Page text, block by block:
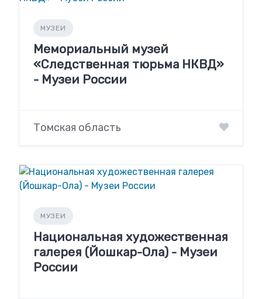
МУЗЕИ
Мемориальный музей
«Следственная тюрьма НКВД»
- Музеи России
Томская область
МУЗЕИ
Национальная художественная
галерея (Йошкар-Ола) - Музеи
России